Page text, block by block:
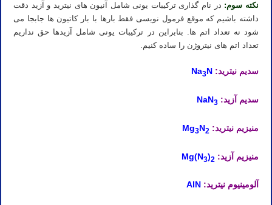
نکته سوم: در نام گذاری ترکیبات یونی شامل آنیون های نیترید و آزید دقت
داشته باشیم که موقع فرمول نویسی فقط بارها با بار کاتیون ها جابجا می
شود نه تعداد اتم ها. بنابراین در ترکیبات یونی شامل آزیدها حق نداریم
تعداد اتم های نیتروژن را ساده کنیم.
سدیم نیترید: Na
3N
سدیم آزید: 3
منیزیم نیترید: 3N2
منیزیم آزید: 3)2
آلومینیوم نیترید: AlN